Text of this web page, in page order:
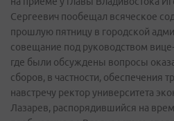
Сергеевич пообещал всяческое
прошлую пятницу в городской
совещание под руководством
где были обсуждены вопросы
сборов, в частности, обеспечения
навстречу ректор университета
Лазарев, распорядившийся на